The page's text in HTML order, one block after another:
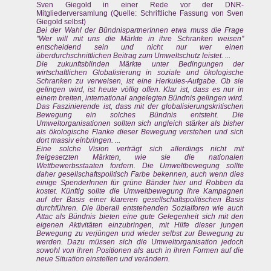
Sven Giegold in einer Rede vor der DNR-
Mitgliederversamlung (Quelle: Schriftliche Fassung von Sven
Giegold selbst)
Bei der Wahl der BündnispartnerInnen etwa muss die Frage
"Wer will mit uns die Märkte in ihre Schranken weisen"
entscheidend sein und nicht nur wer einen
überdurchschnittlichen Beitrag zum Umweltschutz leistet. ...
Die zukunftsblinden Märkte unter Bedingungen der
wirtschaftlichen Globalisierung in soziale und ökologische
Schranken zu verweisen, ist eine Herkules-Aufgabe. Ob sie
gelingen wird, ist heute völlig offen. Klar ist, dass es nur in
einem breiten, international angelegten Bündnis gelingen wird.
Das Faszinierende ist, dass mit der globalisierungskritischen
Bewegung ein solches Bündnis entsteht. Die
Umweltorganisationen sollten sich ungleich stärker als bisher
als ökologische Flanke dieser Bewegung verstehen und sich
dort massiv einbringen. ...
Eine solche Vision verträgt sich allerdings nicht mit
freigesetzten Märkten, wie sie die nationalen
Wettbewerbsstaaten fordern. Die Umweltbewegung sollte
daher gesellschaftspolitisch Farbe bekennen, auch wenn dies
einige SpenderInnen für grüne Bänder hier und Robben da
kostet. Künftig sollte die Umweltbewegung ihre Kampagnen
auf der Basis einer klareren gesellschaftspolitischen Basis
durchführen. Die überall entstehenden Sozialforen wie auch
Attac als Bündnis bieten eine gute Gelegenheit sich mit den
eigenen Aktivitäten einzubringen, mit Hilfe dieser jungen
Bewegung zu verjüngen und wieder selbst zur Bewegung zu
werden. Dazu müssen sich die Umweltorganisation jedoch
sowohl von ihren Positionen als auch in ihren Formen auf die
neue Situation einstellen und verändern.